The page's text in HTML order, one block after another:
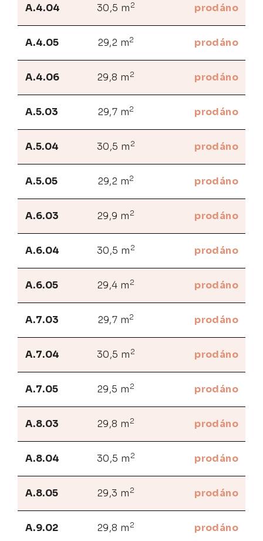
A.4.04 30,5 m 2 prodáno
A.4.05 29,2 m2 prodáno
A.4.06 29,8 m 2 prodáno
A.5.03 29,7 m2 prodáno
A.5.04 30,5 m 2 prodáno
A.5.05 29,2 m2 prodáno
A.6.03 29,9 m 2 prodáno
A.6.04 30,5 m 2 prodáno
A.6.05 29,4 m 2 prodáno
A.7.03 29,7 m2 prodáno
A.7.04 30,5 m 2 prodáno
A.7.05 29,5 m 2 prodáno
A.8.03 29,8 m 2 prodáno
A.8.04 30,5 m 2 prodáno
A.8.05 29,3 m 2 prodáno
A.9.02 29,8 m 2 prodáno